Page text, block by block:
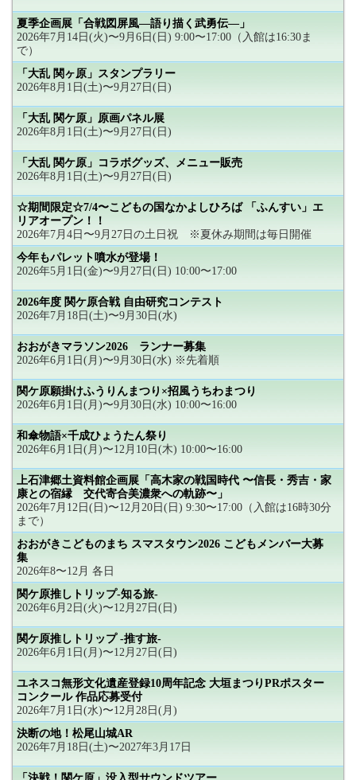
夏季企画展「合戦図屏風―語り描く武勇伝―」
2026年7月14日(火)〜9月6日(日) 9:00〜17:00（入館は16:30ま
で）
「大乱 関ヶ原」スタンプラリー
2026年8月1日(土)〜9月27日(日)
「大乱 関ケ原」原画パネル展
2026年8月1日(土)〜9月27日(日)
「大乱 関ケ原」コラボグッズ、メニュー販売
2026年8月1日(土)〜9月27日(日)
☆期間限定☆7/4〜こどもの国なかよしひろば 「ふんすい」エ
リアオープン！！
2026年7月4日〜9月27日の土日祝 ※夏休み期間は毎日開催
今年もパレット噴水が登場！
2026年5月1日(金)〜9月27日(日) 10:00〜17:00
2026年度 関ケ原合戦 自由研究コンテスト
2026年7月18日(土)〜9月30日(水)
おおがきマラソン2026 ランナー募集
2026年6月1日(月)〜9月30日(水) ※先着順
関ケ原願掛けふうりんまつり×招風うちわまつり
2026年6月1日(月)〜9月30日(水) 10:00〜16:00
和傘物語×千成ひょうたん祭り
2026年6月1日(月)〜12月10日(木) 10:00〜16:00
上石津郷土資料館企画展「高木家の戦国時代 〜信長・秀吉・家
康との宿縁 交代寄合美濃衆への軌跡〜」
2026年7月12日(日)〜12月20日(日) 9:30〜17:00（入館は16時30分
まで）
おおがきこどものまち スマスタウン2026 こどもメンバー大募
集
2026年8〜12月 各日
関ケ原推しトリップ-知る旅-
2026年6月2日(火)〜12月27日(日)
関ケ原推しトリップ -推す旅-
2026年6月1日(月)〜12月27日(日)
ユネスコ無形文化遺産登録10周年記念 大垣まつりPRポスター
コンクール 作品応募受付
2026年7月1日(水)〜12月28日(月)
決断の地！松尾山城AR
2026年7月18日(土)〜2027年3月17日